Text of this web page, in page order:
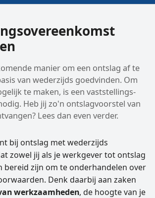
manier om een ontslag af te
van wederzijds goedvinden. Om
te maken, is een vaststellings­
Heb jij zo'n ontslagvoorstel van
Lees dan even verder.
bij ontslag met wederzijds
zowel jij als je werkgever tot ontslag
bereid zijn om te onderhandelen over
Denk daarbij aan zaken
werkzaamheden, de hoogte van je